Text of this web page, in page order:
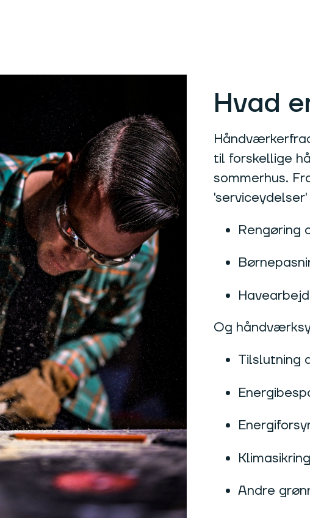
Hvad
til forskellige
sommerhus.
Rengøring
Og
Tilslutning
Klimasikring
Andre